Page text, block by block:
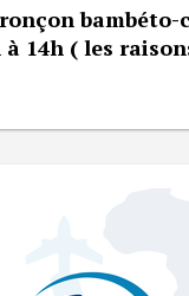
bambéto-
à 14h ( les